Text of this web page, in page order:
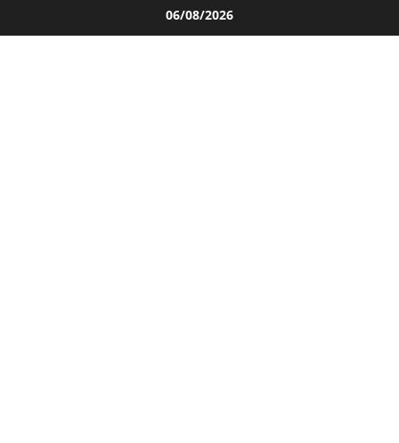
al
06/08/2026